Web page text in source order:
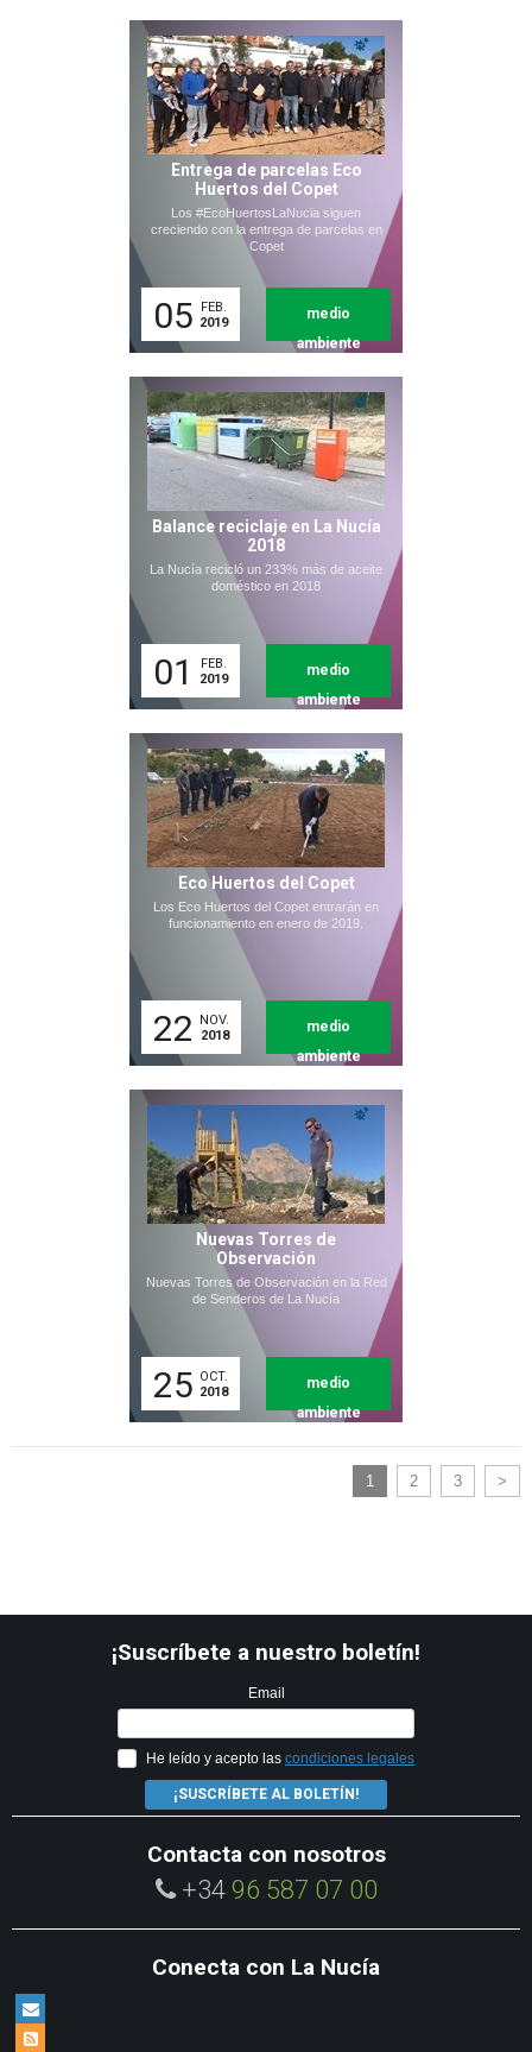
Entrega de parcelas Eco
Huertos del Copet
Los #EcoHuertosLaNucia siguen
creciendo con la entrega de parcelas en
Copet
05
FEB.
2019
medio
ambiente
Balance reciclaje en La Nucía
2018
La Nucía recicló un 233% más de aceite
doméstico en 2018
01
FEB.
2019
medio
ambiente
Eco Huertos del Copet
Los Eco Huertos del Copet entrarán en
funcionamiento en enero de 2019.
22
NOV.
2018
medio
ambiente
Nuevas Torres de
Observación
Nuevas Torres de Observación en la Red
de Senderos de La Nucía
25 OCT.
2018
medio
ambiente
1 2 3 >
¡Suscríbete a nuestro boletín!
Email
He leído y acepto las condiciones legales
¡SUSCRÍBETE AL BOLETÍN!
Contacta con nosotros
+34 96 587 07 00
Conecta con La Nucía